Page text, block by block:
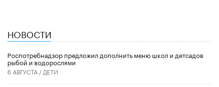
НОВОСТИ
Роспотребнадзор предложил дополнить меню школ и детсадов
рыбой и водорослями
6 АВГУСТА / ДЕТИ